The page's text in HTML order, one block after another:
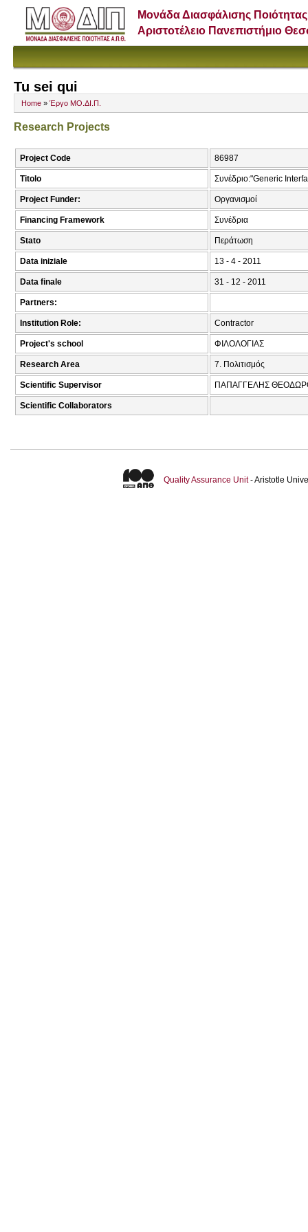
Μονάδα Διασφάλισης Ποιότητας
Αριστοτέλειο Πανεπιστήμιο
Tu sei qui
Home » Έργο ΜΟ.ΔΙ.Π.
Research Projects
Project Code 86987
Titolo Συνέδριο:"Generic
Project Funder: Οργανισμοί
Financing Framework Συνέδρια
Stato Περάτωση
Data iniziale 13 - 4 - 2011
Data finale 31 - 12 - 2011
Partners:
Institution Role: Contractor
Project's school ΦΙΛΟΛΟΓΙΑΣ
Research Area 7. Πολιτισμός
Scientific Supervisor ΠΑΠΑΓΓΕΛΗΣ
Scientific Collaborators
Quality Assurance Unit- Aristotle